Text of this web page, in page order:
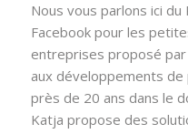
Nous vous parlons ici
Facebook pour les
entreprises proposé
aux développements
près de 20 ans dans le
Katja propose des